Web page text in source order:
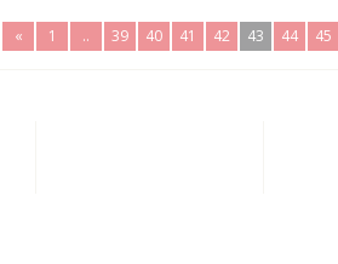
« 1 .. 39 40 41 42 43 44 45